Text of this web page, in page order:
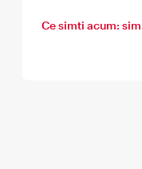
Ce simti acum: